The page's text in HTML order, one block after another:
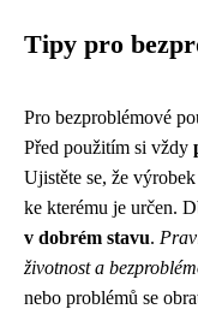
Tipy pro
Pro bezproblémové
Před použitím si vždy
Ujistěte se, že
ke kterému je určen.
v dobrém stavu.
životnost a
nebo problémů se